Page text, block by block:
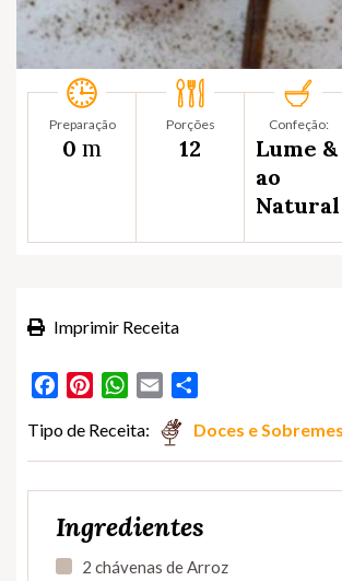
Preparação
0 m
Porções
12
Confeção:
Lume &
ao
Natural
Imprimir Receita
FacebookPinterestWhatsApp
Email
Tipo de Receita: Doces e
Ingredientes
2 chávenas de Arroz